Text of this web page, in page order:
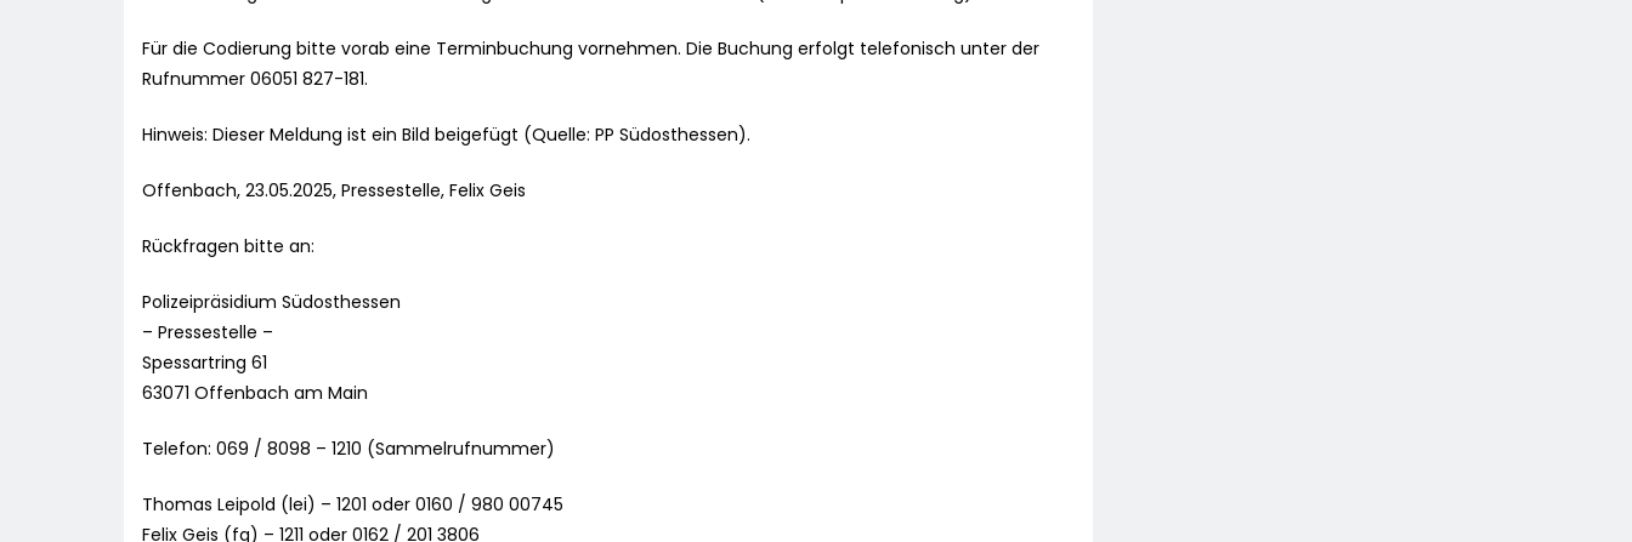
Für die Codierung bitte vorab eine Terminbuchung vornehmen. Die Buchung erfolgt telefonisch unter der
Rufnummer 06051 827-181.
Hinweis: Dieser Meldung ist ein Bild beigefügt (Quelle: PP Südosthessen).
Offenbach, 23.05.2025, Pressestelle, Felix Geis
Rückfragen bitte an:
Polizeipräsidium Südosthessen
– Pressestelle –
Spessartring 61
63071 Offenbach am Main
Telefon: 069 / 8098 – 1210 (Sammelrufnummer)
Thomas Leipold (lei) – 1201 oder 0160 / 980 00745
Felix Geis (fg) – 1211 oder 0162 / 201 3806